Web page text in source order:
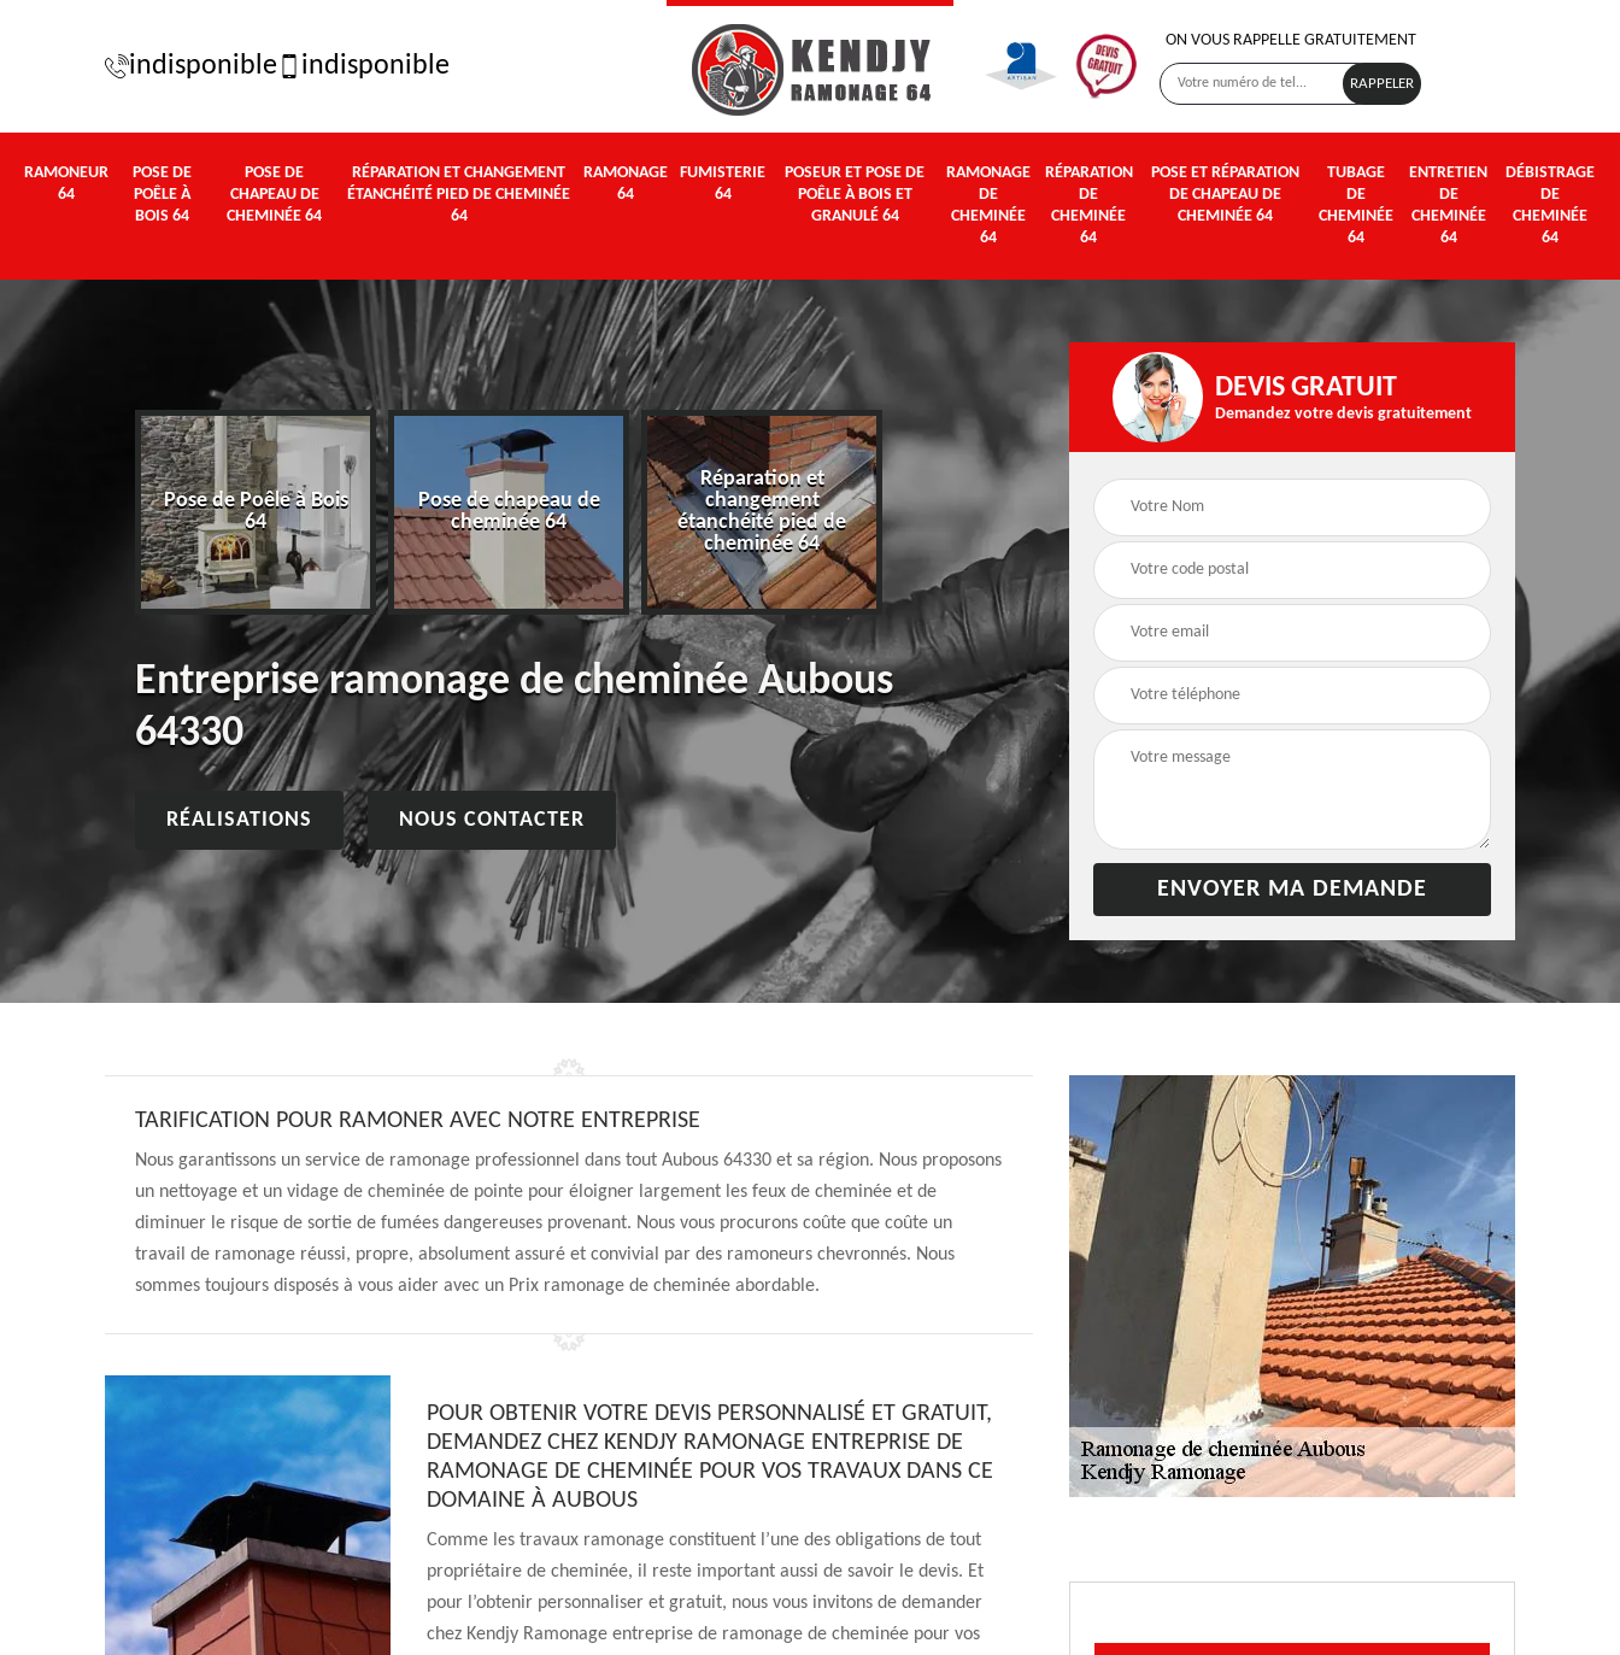
indisponible indisponible
ON VOUS RAPPELLE GRATUITEMENT
RAMONEUR
64
POSE DE
POÊLE À
BOIS 64
POSE DE
CHAPEAU DE
CHEMINÉE 64
RÉPARATION ET CHANGEMENT
ÉTANCHÉITÉ PIED DE CHEMINÉE
64
RAMONAGE
64
FUMISTERIE
64
POSEUR ET POSE DE
POÊLE À BOIS ET
GRANULÉ 64
RAMONAGE
DE
CHEMINÉE
64
RÉPARATION
DE
CHEMINÉE
64
POSE ET RÉPARATION
DE CHAPEAU DE
CHEMINÉE 64
TUBAGE
DE
CHEMINÉE
64
ENTRETIEN
DE
CHEMINÉE
64
DÉBISTRAGE
DE
CHEMINÉE
64
Pose de Poêle à Bois
64
Pose de chapeau de
cheminée 64
Réparation et
changement
étanchéité pied de
cheminée 64
Ramonage 64
Poseur et pose de
poêle à bois et
Entreprise ramonage de cheminée Aubous
64330
RÉALISATIONS NOUS CONTACTER
DEVIS GRATUIT
Demandez votre devis gratuitement
TARIFICATION POUR RAMONER AVEC NOTRE ENTREPRISE
Nous garantissons un service de ramonage professionnel dans tout Aubous 64330 et sa région. Nous proposons
un nettoyage et un vidage de cheminée de pointe pour éloigner largement les feux de cheminée et de
diminuer le risque de sortie de fumées dangereuses provenant. Nous vous procurons coûte que coûte un
travail de ramonage réussi, propre, absolument assuré et convivial par des ramoneurs chevronnés. Nous
sommes toujours disposés à vous aider avec un Prix ramonage de cheminée abordable.
POUR OBTENIR VOTRE DEVIS PERSONNALISÉ ET GRATUIT,
DEMANDEZ CHEZ KENDJY RAMONAGE ENTREPRISE DE
RAMONAGE DE CHEMINÉE POUR VOS TRAVAUX DANS CE
DOMAINE À AUBOUS
Comme les travaux ramonage constituent l’une des obligations de tout
propriétaire de cheminée, il reste important aussi de savoir le devis. Et
pour l’obtenir personnaliser et gratuit, nous vous invitons de demander
chez Kendjy Ramonage entreprise de ramonage de cheminée pour vos